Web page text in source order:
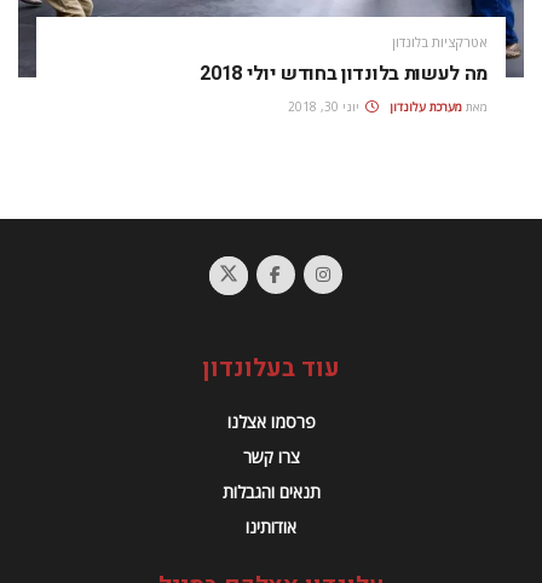
אטרקציות בלונדון
מה לעשות בלונדון בחודש יולי 2018
מאת מערכת עלונדון יוני 30, 2018
עוד בעלונדון
פרסמו אצלנו
צרו קשר
תנאים והגבלות
אודותינו